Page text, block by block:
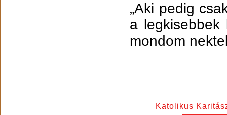
„Aki pedig
a
mondom
Katolikus